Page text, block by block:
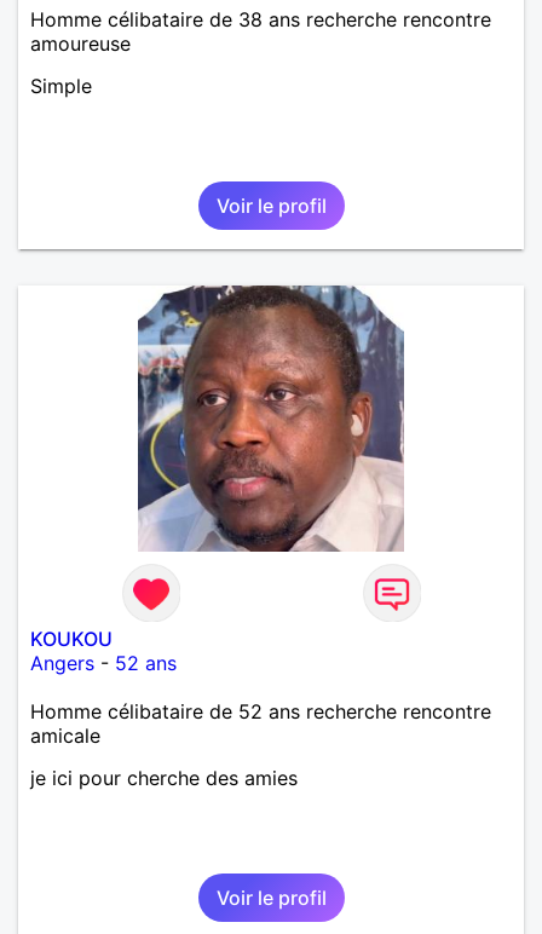
Homme célibataire de 38 ans recherche rencontre
amoureuse
Simple
Voir le profil
KOUKOU
Angers - 52 ans
Homme célibataire de 52 ans recherche rencontre
amicale
je ici pour cherche des amies
Voir le profil